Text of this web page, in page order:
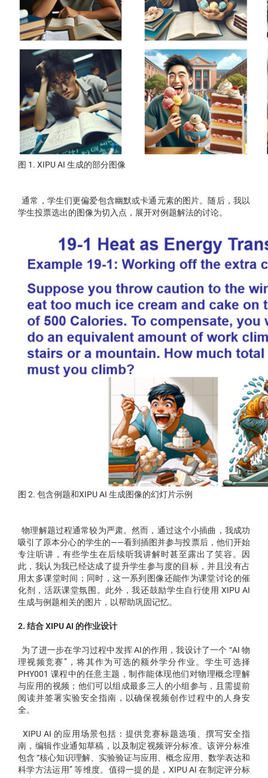
图 1. XIPU AI 生成的部分图像
通常，学生们更偏爱包含幽默或卡通元素的图片。随后，我以
学生投票选出的图像为切入点，展开对例题解法的讨论。
图 2. 包含例题和XIPU AI 生成图像的幻灯片示例
物理解题过程通常较为严肃。然而，通过这个小插曲，我成功
吸引了原本分心的学生的——看到插图并参与投票后，他们开始
专注听讲，有些学生在后续听我讲解时甚至露出了笑容。因
此，我认为我已经达成了提升学生参与度的目标，并且没有占
用太多课堂时间；同时，这一系列图像还能作为课堂讨论的催
化剂，活跃课堂氛围。此外，我还鼓励学生自行使用 XIPU AI
生成与例题相关的图片，以帮助巩固记忆。
2. 结合 XIPU AI 的作业设计
为了进一步在学习过程中发挥 AI的作用，我设计了一个 “AI 物
理视频竞赛”，将其作为可选的额外学分作业。学生可选择
PHY001 课程中的任意主题，制作能体现他们对物理概念理解
与应用的视频；他们可以组成最多三人的小组参与，且需提前
阅读并签署实验安全指南，以确保视频创作过程中的人身安
全。
XIPU AI 的应用场景包括：提供竞赛标题选项、撰写安全指
南，编辑作业通知草稿，以及制定视频评分标准。该评分标准
包含 “核心知识理解、实验验证与应用、概念应用、数学表达和
科学方法运用” 等维度。值得一提的是，XIPU AI 在制定评分标